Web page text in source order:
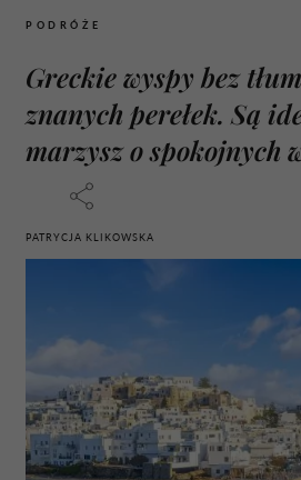
PODRÓŻE
Greckie wyspy bez
znanych perełek. Są
marzysz o spokojnych
PATRYCJA KLIKOWSKA